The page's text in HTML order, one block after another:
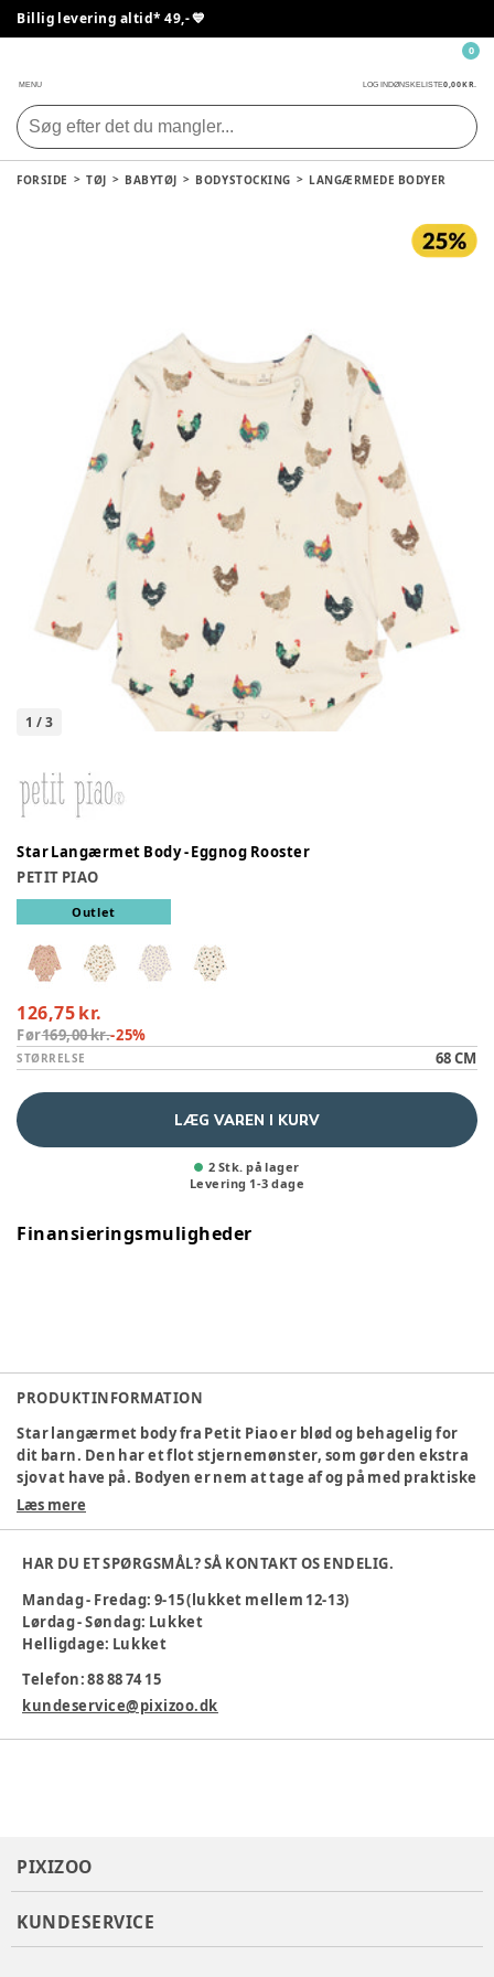
Billig levering altid* 49,- 💙
MENU LOG INDØNSKELISTE0,00 KR.
0
FORSIDE TØJ BABYTØJ BODYSTOCKING LANGÆRMEDE BODYER
1 /3
Star Langærmet Body - Eggnog Rooster
PETIT PIAO
Outlet
126,75 kr.
Før169,00 kr.-25%
STØRRELSE 68 CM
LÆG VAREN I KURV
2 Stk. på lager
Levering 1-3 dage
Finansieringsmuligheder
PRODUKTINFORMATION
Star langærmet body fra Petit Piao er blød og behagelig for
dit barn. Den har et flot stjernemønster, som gør den ekstra
sjov at have på. Bodyen er nem at tage af og på med praktiske
trykknapper. Perfekt til både leg og hvile.
Sjovt stjernemønster
Maskinvask 30 °C
Velegnet til hverdag og fest
Farve:Beige
Materiale:Økologisk bomuld
Læs mere
HAR DU ET SPØRGSMÅL? SÅ KONTAKT OS ENDELIG.
Mandag - Fredag: 9-15 (lukket mellem 12-13)
Lørdag - Søndag: Lukket
Helligdage: Lukket
Telefon: 88 88 74 15
kundeservice@pixizoo.dk
PIXIZOO
KUNDESERVICE